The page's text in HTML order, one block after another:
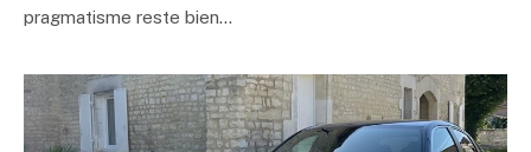
pragmatisme reste bien…